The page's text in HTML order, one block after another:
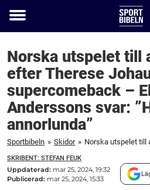
Toggle
Norska utspelet till
efter Therese
supercomeback –
Anderssons svar:
annorlunda”
Sportbibeln » Skidor »
SKRIBENT: STEFAN FEUK
Uppdaterad: mar 25, 2024, 19:32
Publicerad: mar 25, 2024, 15:33